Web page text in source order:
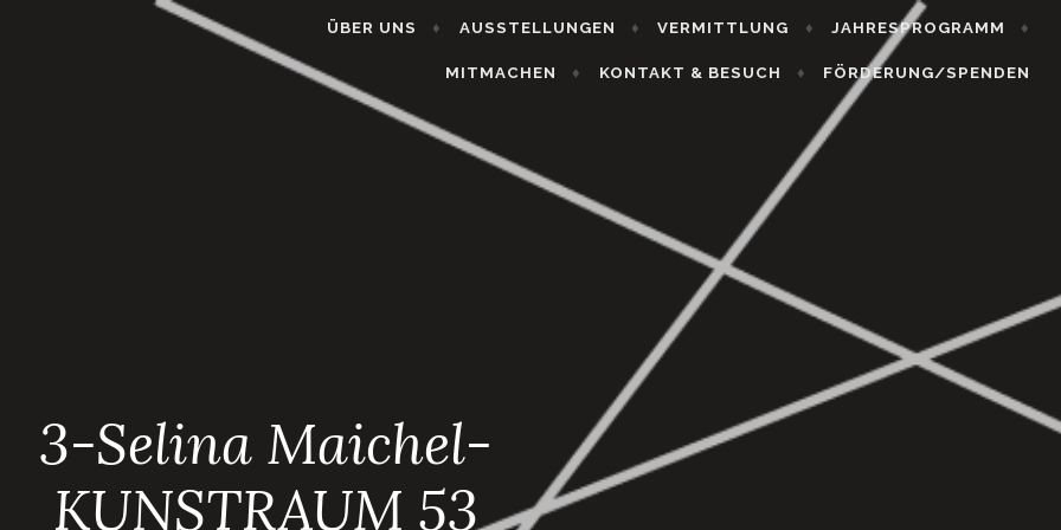
ÜBER UNS AUSSTELLUNGEN VERMITTLUNG JAHRESPROGRAMM
MITMACHEN KONTAKT & BESUCH FÖRDERUNG/SPENDEN
3-Selina Maichel-
KUNSTRAUM 53